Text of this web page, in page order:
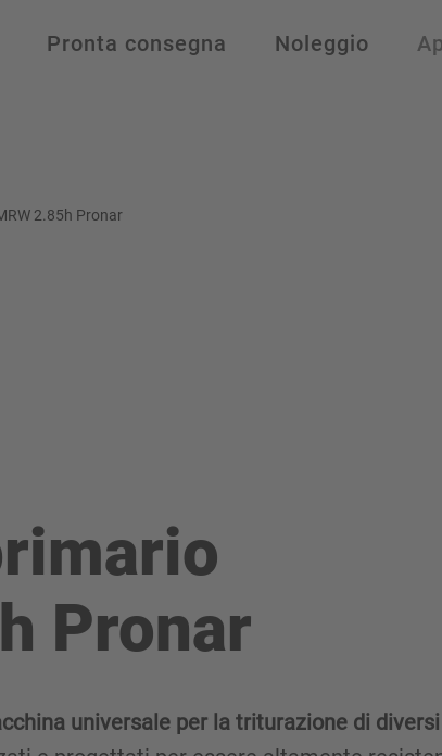
Pronta consegna Noleggio
2.85h Pronar
Pronar
universale per la triturazione di diversi